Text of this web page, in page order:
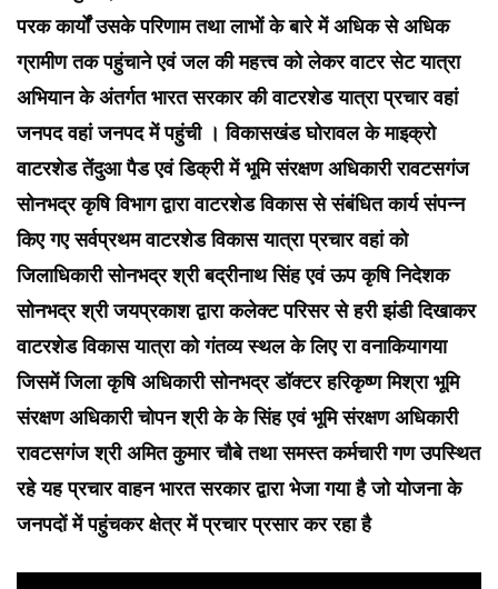
परक कार्यों उसके परिणाम तथा लाभों के बारे में अधिक से अधिक
ग्रामीण तक पहुंचाने एवं जल की महत्त्व को लेकर वाटर सेट यात्रा
अभियान के अंतर्गत भारत सरकार की वाटरशेड यात्रा प्रचार वहां
जनपद वहां जनपद में पहुंची । विकासखंड घोरावल के माइक्रो
वाटरशेड तेंदुआ पैड एवं डिक्री में भूमि संरक्षण अधिकारी रावटसगंज
सोनभद्र कृषि विभाग द्वारा वाटरशेड विकास से संबंधित कार्य संपन्न
किए गए सर्वप्रथम वाटरशेड विकास यात्रा प्रचार वहां को
जिलाधिकारी सोनभद्र श्री बद्रीनाथ सिंह एवं ऊप कृषि निदेशक
सोनभद्र श्री जयप्रकाश द्वारा कलेक्ट परिसर से हरी झंडी दिखाकर
वाटरशेड विकास यात्रा को गंतव्य स्थल के लिए रा वनाकियागया
जिसमें जिला कृषि अधिकारी सोनभद्र डॉक्टर हरिकृष्ण मिश्रा भूमि
संरक्षण अधिकारी चोपन श्री के के सिंह एवं भूमि संरक्षण अधिकारी
रावटसगंज श्री अमित कुमार चौबे तथा समस्त कर्मचारी गण उपस्थित
रहे यह प्रचार वाहन भारत सरकार द्वारा भेजा गया है जो योजना के
जनपदों में पहुंचकर क्षेत्र में प्रचार प्रसार कर रहा है